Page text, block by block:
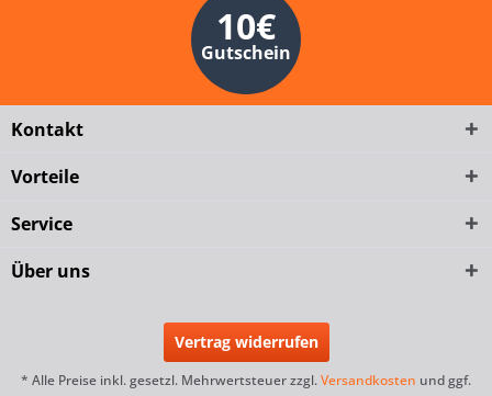
10€
Gutschein
Kontakt
Vorteile
Service
Über uns
Vertrag widerrufen
* Alle Preise inkl. gesetzl. Mehrwertsteuer zzgl.Versandkosten und ggf.